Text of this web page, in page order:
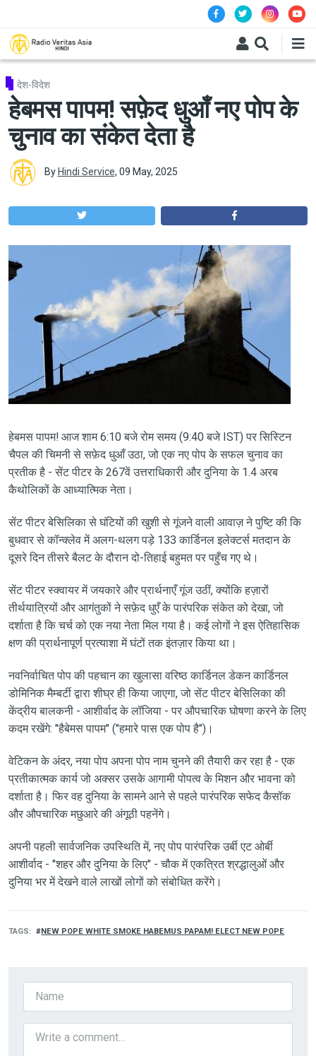
देश-विदेश
हेबमस पापम! सफ़ेद धुआँ नए पोप के
चुनाव का संकेत देता है
By Hindi Service, 09 May, 2025
हेबमस पापम! आज शाम 6:10 बजे रोम समय (9:40 बजे IST) पर सिस्टिन
चैपल की चिमनी से सफ़ेद धुआँ उठा, जो एक नए पोप के सफल चुनाव का
प्रतीक है - सेंट पीटर के 267वें उत्तराधिकारी और दुनिया के 1.4 अरब
कैथोलिकों के आध्यात्मिक नेता।
सेंट पीटर बेसिलिका से घंटियों की खुशी से गूंजने वाली आवाज़ ने पुष्टि की कि
बुधवार से कॉन्क्लेव में अलग-थलग पड़े 133 कार्डिनल इलेक्टर्स मतदान के
दूसरे दिन तीसरे बैलट के दौरान दो-तिहाई बहुमत पर पहुँच गए थे।
सेंट पीटर स्क्वायर में जयकारे और प्रार्थनाएँ गूंज उठीं, क्योंकि हज़ारों
तीर्थयात्रियों और आगंतुकों ने सफ़ेद धुएँ के पारंपरिक संकेत को देखा, जो
दर्शाता है कि चर्च को एक नया नेता मिल गया है। कई लोगों ने इस ऐतिहासिक
क्षण की प्रार्थनापूर्ण प्रत्याशा में घंटों तक इंतज़ार किया था।
नवनिर्वाचित पोप की पहचान का खुलासा वरिष्ठ कार्डिनल डेकन कार्डिनल
डोमिनिक मैम्बर्टी द्वारा शीघ्र ही किया जाएगा, जो सेंट पीटर बेसिलिका की
केंद्रीय बालकनी - आशीर्वाद के लॉजिया - पर औपचारिक घोषणा करने के लिए
कदम रखेंगे: "हैबेमस पापम" ("हमारे पास एक पोप है")।
वेटिकन के अंदर, नया पोप अपना पोप नाम चुनने की तैयारी कर रहा है - एक
प्रतीकात्मक कार्य जो अक्सर उसके आगामी पोपत्व के मिशन और भावना को
दर्शाता है। फिर वह दुनिया के सामने आने से पहले पारंपरिक सफेद कैसॉक
और औपचारिक मछुआरे की अंगूठी पहनेंगे।
अपनी पहली सार्वजनिक उपस्थिति में, नए पोप पारंपरिक उर्बी एट ओर्बी
आशीर्वाद - "शहर और दुनिया के लिए" - चौक में एकत्रित श्रद्धालुओं और
दुनिया भर में देखने वाले लाखों लोगों को संबोधित करेंगे।
TAGS NEW POPE WHITE SMOKE HABEMUS PAPAM! ELECT NEW POPE